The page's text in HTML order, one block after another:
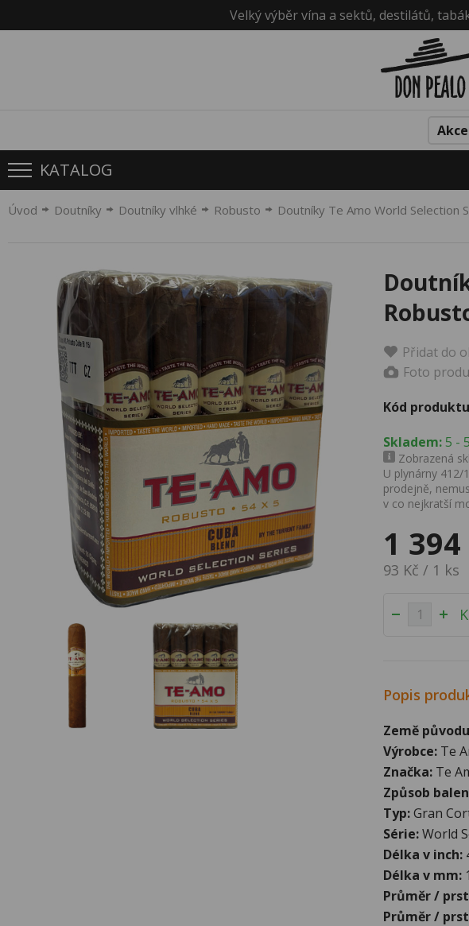
Velký výběr vína a sektů, destilátů,
Akce
KATALOG
Úvod Doutníky Doutníky vlhké Robusto Doutníky Te Amo World Selection
Přidat do
Foto
Kód
Skladem:5 -
Zobrazená
U plynárny 412/
prodejně,
v co nejkratší
1 394
93 Kč / 1 ks
Popis
Země
Výrobce: Te
Značka: Te
Způsob
Typ:Gran
Série:World
Délka v inch:
Délka v mm:
Průměr /
Průměr /